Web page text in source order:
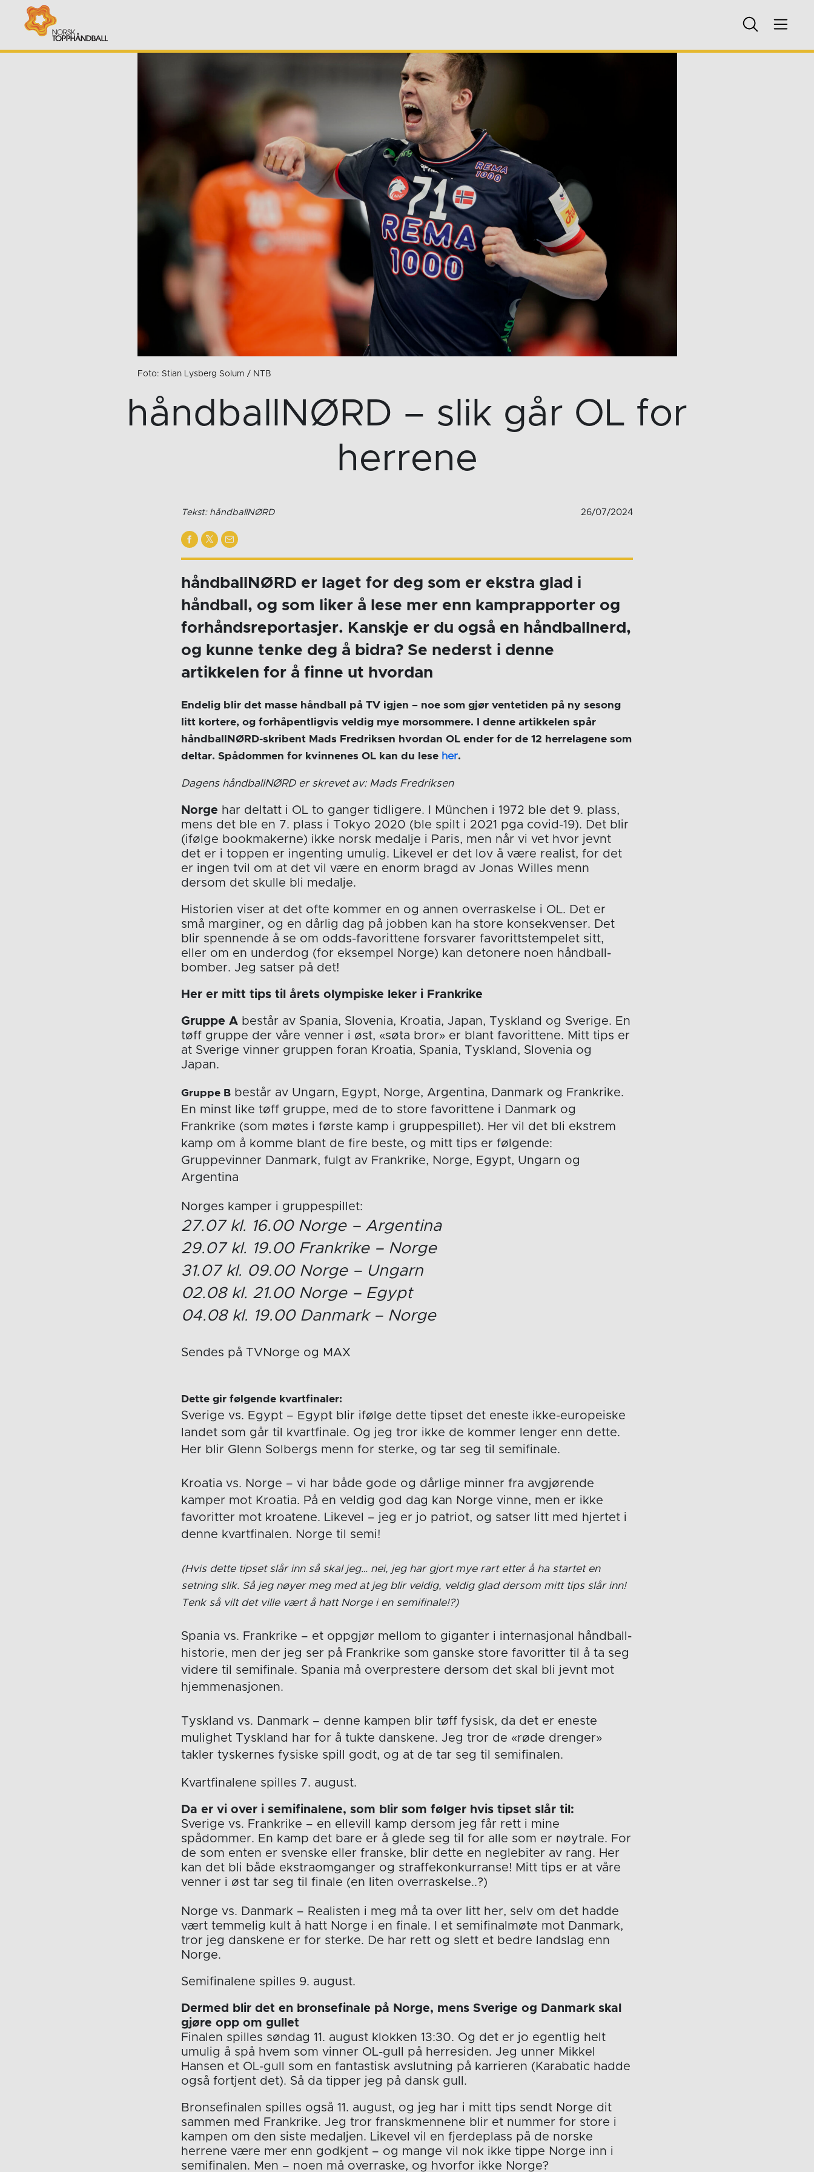
Foto: Stian Lysberg Solum / NTB
håndballNØRD – slik går OL for
herrene
Tekst: håndballNØRD 26/07/2024
håndballNØRD er laget for deg som er ekstra glad i
håndball, og som liker å lese mer enn kamprapporter og
forhåndsreportasjer. Kanskje er du også en håndballnerd,
og kunne tenke deg å bidra? Se nederst i denne
artikkelen for å finne ut hvordan
Endelig blir det masse håndball på TV igjen – noe som gjør ventetiden på ny sesong
litt kortere, og forhåpentligvis veldig mye morsommere. I denne artikkelen spår
håndballNØRD-skribent Mads Fredriksen hvordan OL ender for de 12 herrelagene som
deltar. Spådommen for kvinnenes OL kan du lese her.
Dagens håndballNØRD er skrevet av: Mads Fredriksen
Norge har deltatt i OL to ganger tidligere. I München i 1972 ble det 9. plass,
mens det ble en 7. plass i Tokyo 2020 (ble spilt i 2021 pga covid-19). Det blir
(ifølge bookmakerne) ikke norsk medalje i Paris, men når vi vet hvor jevnt
det er i toppen er ingenting umulig. Likevel er det lov å være realist, for det
er ingen tvil om at det vil være en enorm bragd av Jonas Willes menn
dersom det skulle bli medalje.
Historien viser at det ofte kommer en og annen overraskelse i OL. Det er
små marginer, og en dårlig dag på jobben kan ha store konsekvenser. Det
blir spennende å se om odds-favorittene forsvarer favorittstempelet sitt,
eller om en underdog (for eksempel Norge) kan detonere noen håndball-
bomber. Jeg satser på det!
Her er mitt tips til årets olympiske leker i Frankrike
Gruppe A består av Spania, Slovenia, Kroatia, Japan, Tyskland og Sverige. En
tøff gruppe der våre venner i øst, «søta bror» er blant favorittene. Mitt tips er
at Sverige vinner gruppen foran Kroatia, Spania, Tyskland, Slovenia og
Japan.
Gruppe B består av Ungarn, Egypt, Norge, Argentina, Danmark og Frankrike.
En minst like tøff gruppe, med de to store favorittene i Danmark og
Frankrike (som møtes i første kamp i gruppespillet). Her vil det bli ekstrem
kamp om å komme blant de fire beste, og mitt tips er følgende:
Gruppevinner Danmark, fulgt av Frankrike, Norge, Egypt, Ungarn og
Argentina
Norges kamper i gruppespillet:
27.07 kl. 16.00 Norge – Argentina
29.07 kl. 19.00 Frankrike – Norge
31.07 kl. 09.00 Norge – Ungarn
02.08 kl. 21.00 Norge – Egypt
04.08 kl. 19.00 Danmark – Norge
Sendes på TVNorge og MAX
Dette gir følgende kvartfinaler:
Sverige vs. Egypt – Egypt blir ifølge dette tipset det eneste ikke-europeiske
landet som går til kvartfinale. Og jeg tror ikke de kommer lenger enn dette.
Her blir Glenn Solbergs menn for sterke, og tar seg til semifinale.
Kroatia vs. Norge – vi har både gode og dårlige minner fra avgjørende
kamper mot Kroatia. På en veldig god dag kan Norge vinne, men er ikke
favoritter mot kroatene. Likevel – jeg er jo patriot, og satser litt med hjertet i
denne kvartfinalen. Norge til semi!
(Hvis dette tipset slår inn så skal jeg… nei, jeg har gjort mye rart etter å ha startet en
setning slik. Så jeg nøyer meg med at jeg blir veldig, veldig glad dersom mitt tips slår inn!
Tenk så vilt det ville vært å hatt Norge i en semifinale!?)
Spania vs. Frankrike – et oppgjør mellom to giganter i internasjonal håndball-
historie, men der jeg ser på Frankrike som ganske store favoritter til å ta seg
videre til semifinale. Spania må overprestere dersom det skal bli jevnt mot
hjemmenasjonen.
Tyskland vs. Danmark – denne kampen blir tøff fysisk, da det er eneste
mulighet Tyskland har for å tukte danskene. Jeg tror de «røde drenger»
takler tyskernes fysiske spill godt, og at de tar seg til semifinalen.
Kvartfinalene spilles 7. august.
Da er vi over i semifinalene, som blir som følger hvis tipset slår til:
Sverige vs. Frankrike – en ellevill kamp dersom jeg får rett i mine
spådommer. En kamp det bare er å glede seg til for alle som er nøytrale. For
de som enten er svenske eller franske, blir dette en neglebiter av rang. Her
kan det bli både ekstraomganger og straffekonkurranse! Mitt tips er at våre
venner i øst tar seg til finale (en liten overraskelse..?)
Norge vs. Danmark – Realisten i meg må ta over litt her, selv om det hadde
vært temmelig kult å hatt Norge i en finale. I et semifinalmøte mot Danmark,
tror jeg danskene er for sterke. De har rett og slett et bedre landslag enn
Norge.
Semifinalene spilles 9. august.
Dermed blir det en bronsefinale på Norge, mens Sverige og Danmark skal
gjøre opp om gullet
Finalen spilles søndag 11. august klokken 13:30. Og det er jo egentlig helt
umulig å spå hvem som vinner OL-gull på herresiden. Jeg unner Mikkel
Hansen et OL-gull som en fantastisk avslutning på karrieren (Karabatic hadde
også fortjent det). Så da tipper jeg på dansk gull.
Bronsefinalen spilles også 11. august, og jeg har i mitt tips sendt Norge dit
sammen med Frankrike. Jeg tror franskmennene blir et nummer for store i
kampen om den siste medaljen. Likevel vil en fjerdeplass på de norske
herrene være mer enn godkjent – og mange vil nok ikke tippe Norge inn i
semifinalen. Men – noen må overraske, og hvorfor ikke Norge?